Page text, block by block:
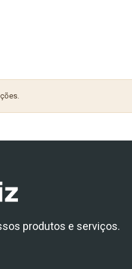
produtos e serviços.